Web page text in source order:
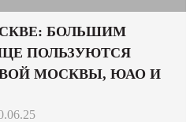
БОЛЬШИМ
ПОЛЬЗУЮТСЯ
МОСКВЫ, ЮАО И